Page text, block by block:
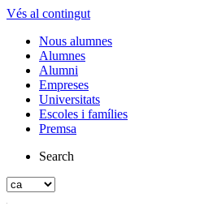
Vés al contingut
Nous alumnes
Alumnes
Alumni
Empreses
Universitats
Escoles i famílies
Premsa
Search